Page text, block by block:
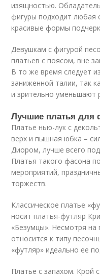
изящностью.
фигуры подходит любая
красивые формы
Девушкам с фигурой
платьев с поясом, вне
В то же время следует
заниженной талии, так
и зрительно уменьшают
Лучшие платья для
Платье нью-лук с
верх и пышная юбка –
Диором, лучше всего
Платья такого фасона
мероприятий,
торжеств.
Классическое платье
носит платья-футляр
«Безумцы». Несмотря
относится к типу
«футляр» идеально ее
Платье с запахом. Крой